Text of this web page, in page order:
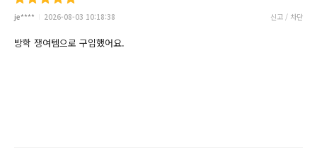
je**** 2026-08-03 10:18:38 신고 / 차단
방학 쟁여템으로 구입했어요.